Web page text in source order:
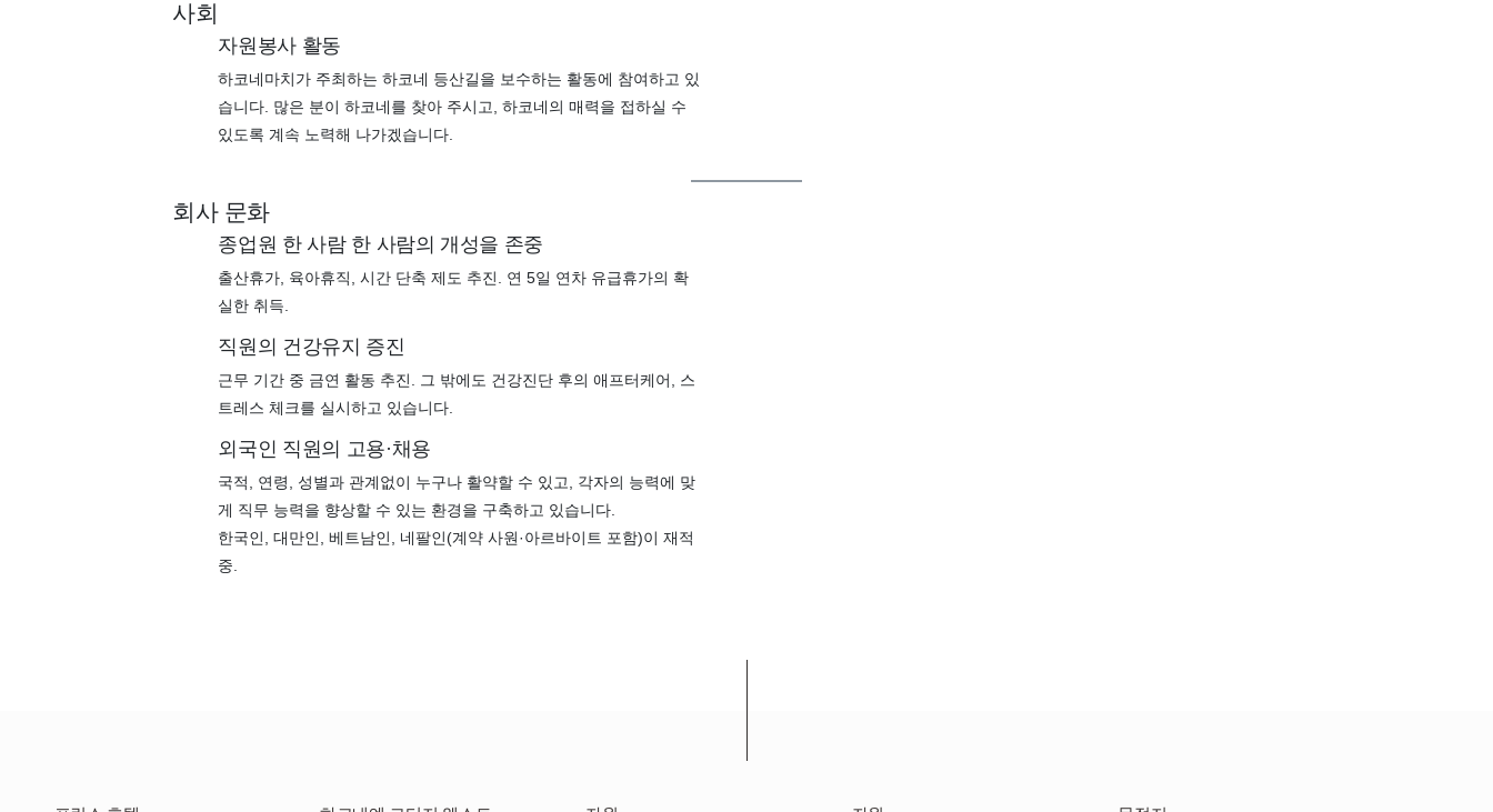
사회
자원봉사 활동
하코네마치가 주최하는 하코네 등산길을 보수하는 활동에 참여하고 있
습니다. 많은 분이 하코네를 찾아 주시고, 하코네의 매력을 접하실 수
있도록 계속 노력해 나가겠습니다.
회사 문화
종업원 한 사람 한 사람의 개성을 존중
출산휴가, 육아휴직, 시간 단축 제도 추진. 연 5일 연차 유급휴가의 확
실한 취득.
직원의 건강유지 증진
근무 기간 중 금연 활동 추진. 그 밖에도 건강진단 후의 애프터케어, 스
트레스 체크를 실시하고 있습니다.
외국인 직원의 고용·채용
국적, 연령, 성별과 관계없이 누구나 활약할 수 있고, 각자의 능력에 맞
게 직무 능력을 향상할 수 있는 환경을 구축하고 있습니다.
한국인, 대만인, 베트남인, 네팔인(계약 사원·아르바이트 포함)이 재적
중.